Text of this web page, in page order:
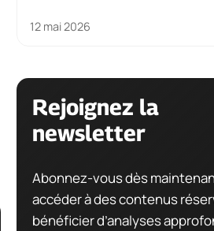
12 mai 2026
Rejoignez la
newsletter
Abonnez-vous dès
accéder à des contenus
bénéficier d’analyses